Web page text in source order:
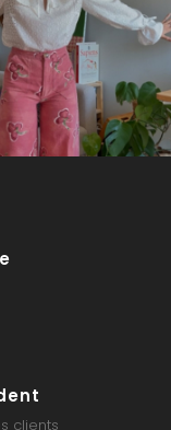
clients